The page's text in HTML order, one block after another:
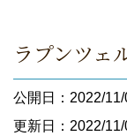
ラプンツェ
公開日：2022/
更新日：2022/